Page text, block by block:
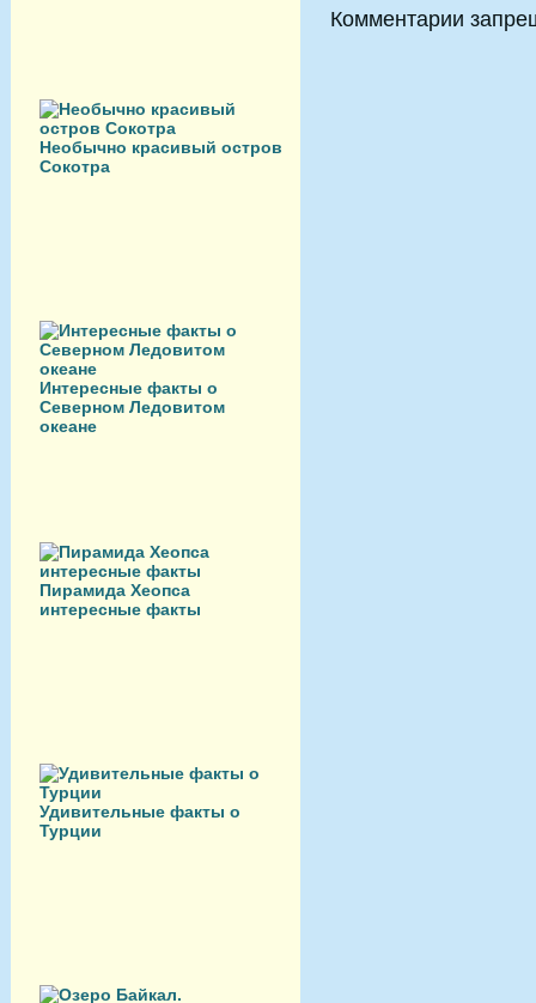
Необычно красивый остров
Сокотра
Интересные факты о
Северном Ледовитом
океане
Пирамида Хеопса
интересные факты
Удивительные факты о
Турции
Комментарии